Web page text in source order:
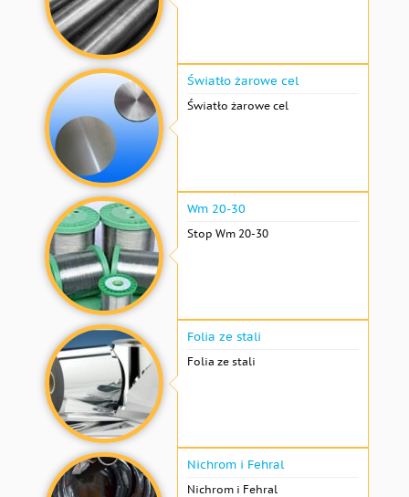
Światło żarowe cel
Światło żarowe cel
Wm 20-30
Stop Wm 20-30
Folia ze stali
Folia ze stali
Nichrom i Fehral
Nichrom i Fehral